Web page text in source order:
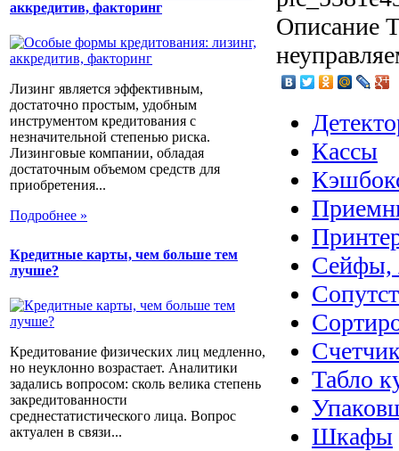
аккредитив, факторинг
Лизинг является эффективным,
достаточно простым, удобным
инструментом кредитования с
незначительной степенью риска.
Лизинговые компании, обладая
достаточным объемом средств для
приобретения...
Подробнее »
Кредитные карты, чем больше тем
лучше?
Кредитование физических лиц медленно,
но неуклонно возрастает. Аналитики
задались вопросом: сколь велика степень
закредитованности
среднестатистического лица. Вопрос
актуален в связи...
Описание
Кассы
Сейфы,
Табло
Шкафы